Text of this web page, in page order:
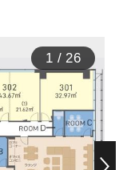
1 /26